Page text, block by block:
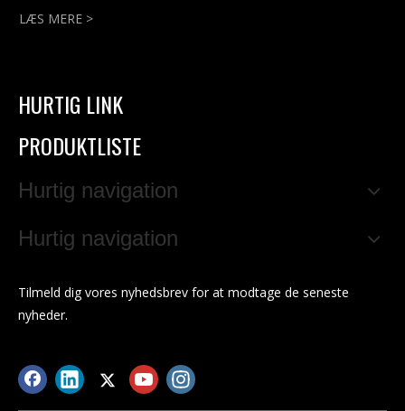
LÆS MERE >
HURTIG LINK
PRODUKTLISTE
Hurtig navigation
Hurtig navigation
Tilmeld dig vores nyhedsbrev for at modtage de seneste
nyheder.